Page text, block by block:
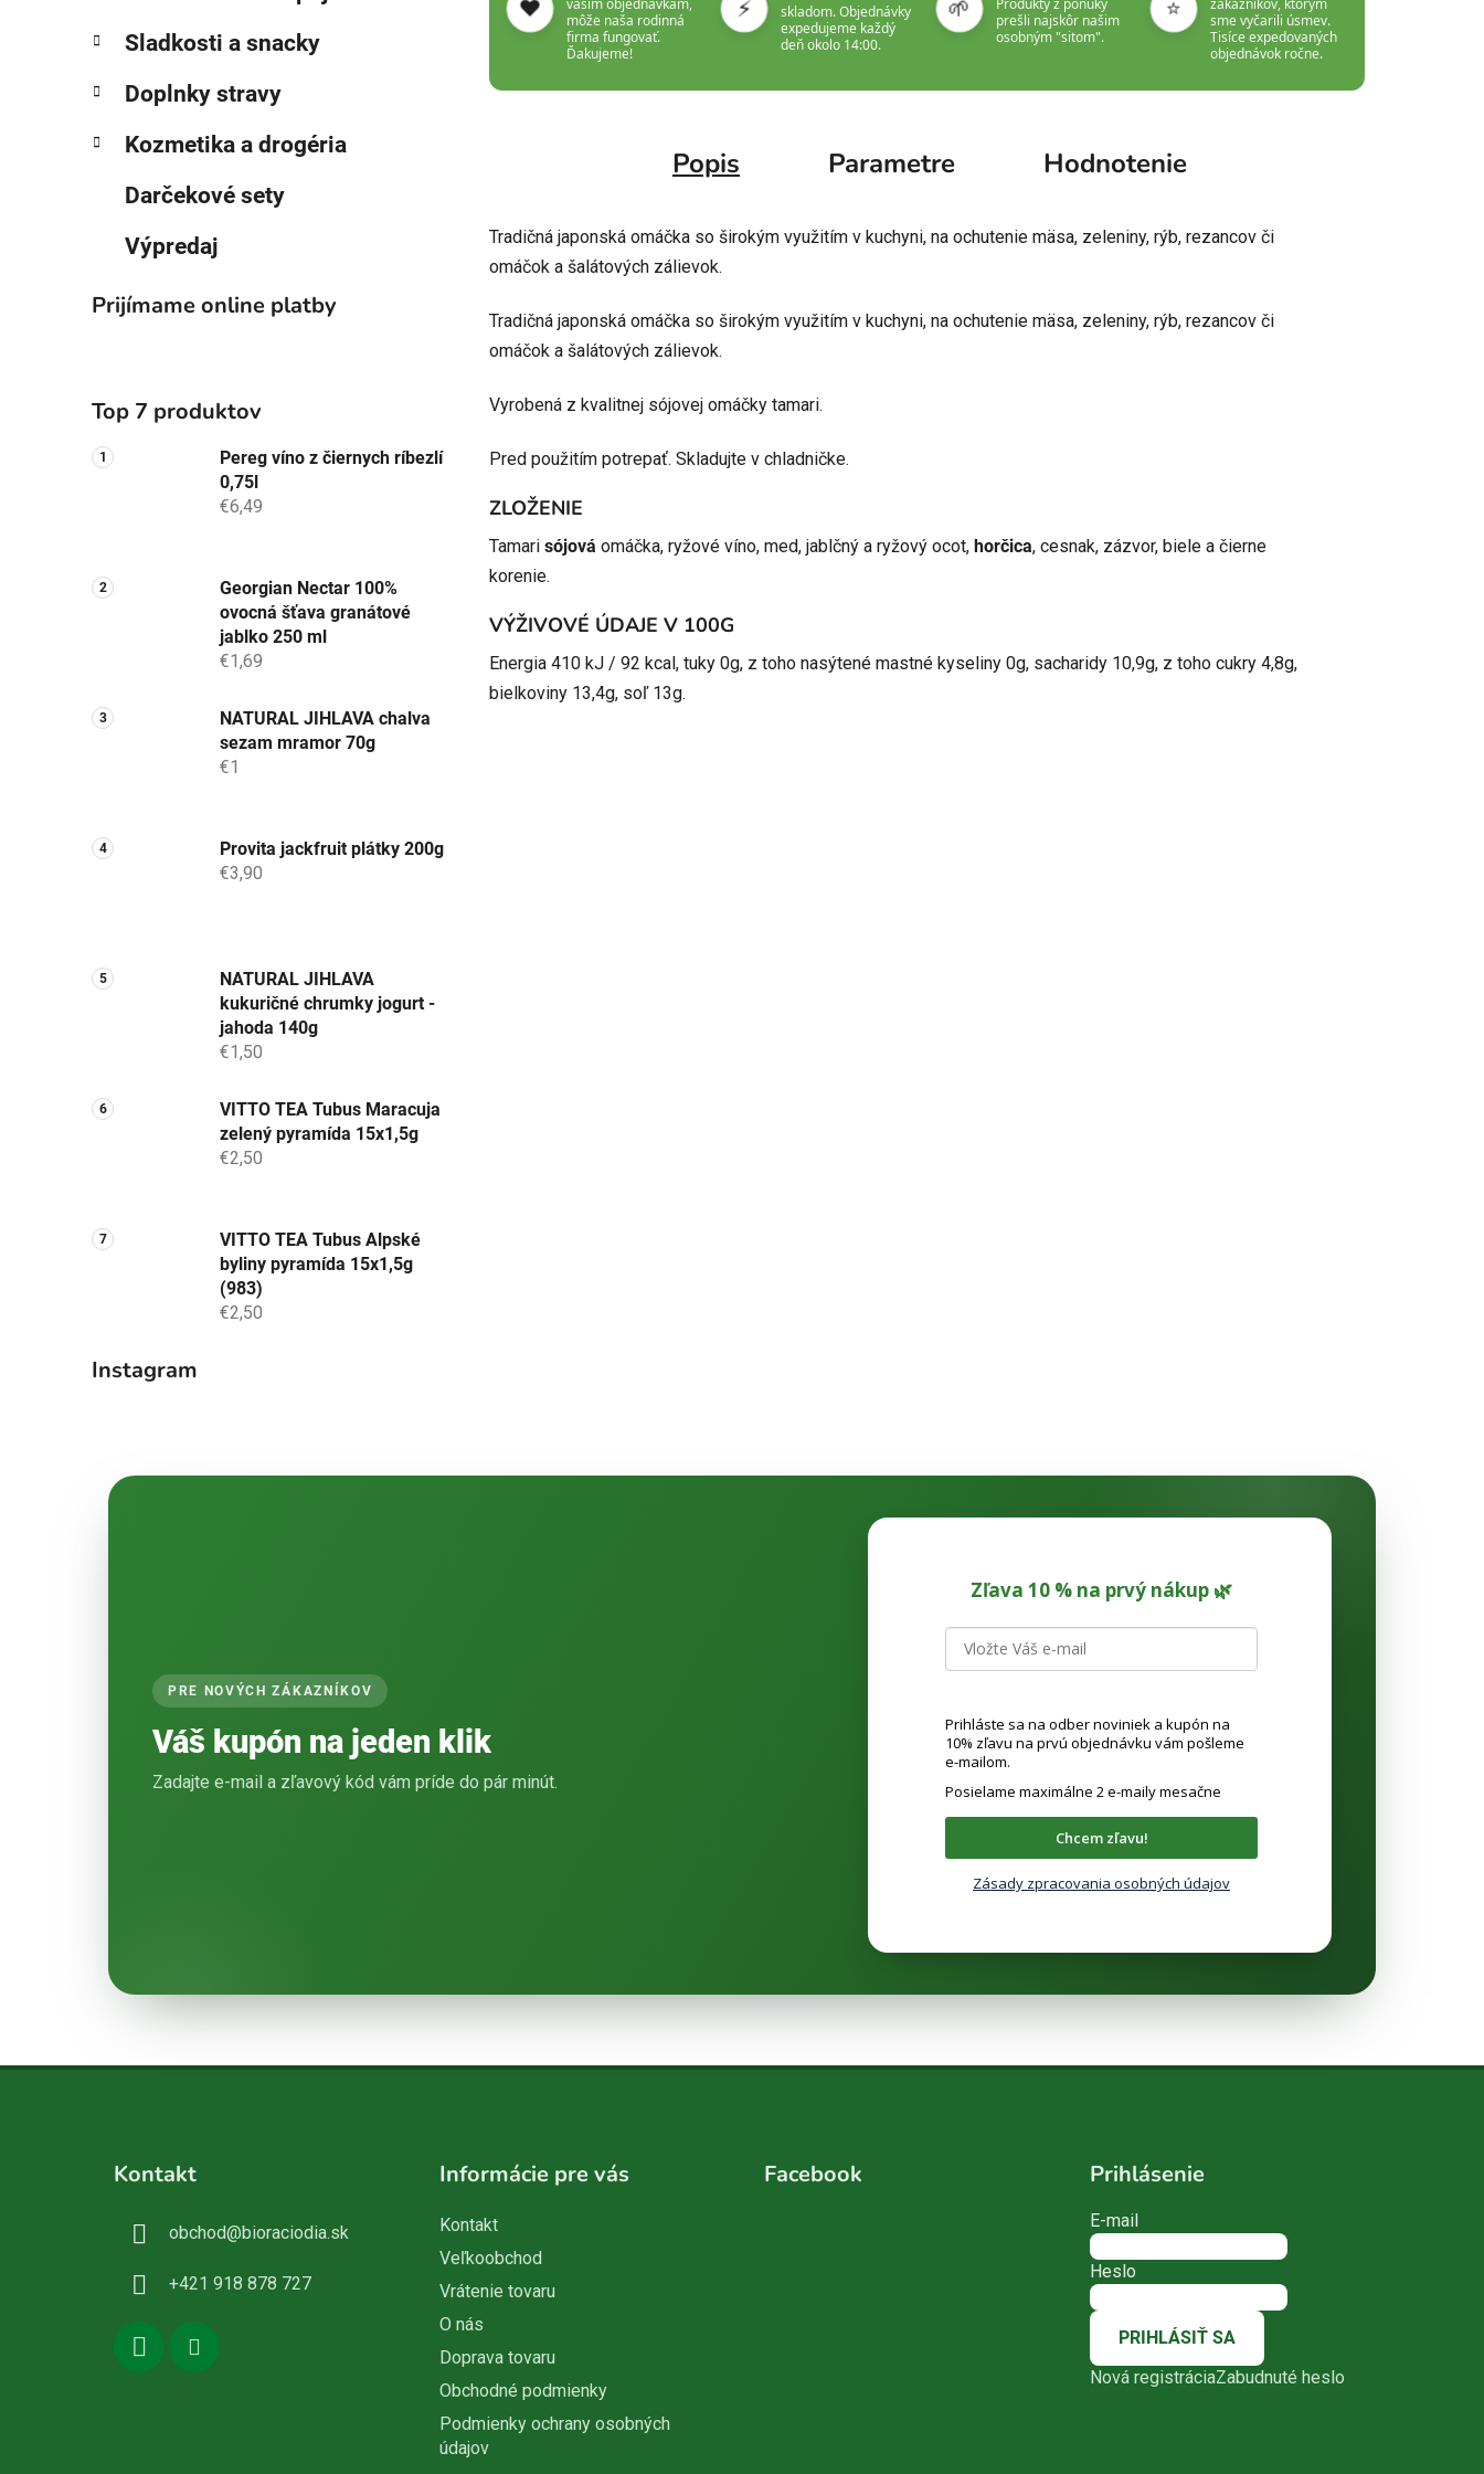
Sladkosti a snacky
Doplnky stravy
Kozmetika a drogéria
Darčekové sety
Výpredaj
Prijímame online platby
Top 7 produktov
Pereg víno z čiernych ríbezlí
0,75l
€6,49
Georgian Nectar 100%
ovocná šťava granátové
jablko 250 ml
€1,69
NATURAL JIHLAVA chalva
sezam mramor 70g
€1
Provita jackfruit plátky 200g
€3,90
NATURAL JIHLAVA
kukuričné chrumky jogurt -
jahoda 140g
€1,50
VITTO TEA Tubus Maracuja
zelený pyramída 15x1,5g
€2,50
VITTO TEA Tubus Alpské
byliny pyramída 15x1,5g
(983)
€2,50
Instagram
❤️
môže naša rodinná
firma fungovať.
Ďakujeme!
⚡
skladom. Objednávky
expedujeme každý
deň okolo 14:00.
🌱
prešli najskôr našim
osobným "sitom".
⭐
sme vyčarili úsmev.
Tisíce expedovaných
objednávok ročne.
Popis Parametre Hodnotenie
Tradičná japonská omáčka so širokým využitím v kuchyni, na ochutenie mäsa, zeleniny, rýb, rezancov či
omáčok a šalátových zálievok.
Tradičná japonská omáčka so širokým využitím v kuchyni, na ochutenie mäsa, zeleniny, rýb, rezancov či
omáčok a šalátových zálievok.
Vyrobená z kvalitnej sójovej omáčky tamari.
Pred použitím potrepať. Skladujte v chladničke.
ZLOŽENIE
Tamari sójová omáčka, ryžové víno, med, jablčný a ryžový ocot, horčica, cesnak, zázvor, biele a čierne
korenie.
VÝŽIVOVÉ ÚDAJE V 100G
Energia 410 kJ / 92 kcal, tuky 0g, z toho nasýtené mastné kyseliny 0g, sacharidy 10,9g, z toho cukry 4,8g,
bielkoviny 13,4g, soľ 13g.
PRE NOVÝCH ZÁKAZNÍKOV
Váš kupón na jeden klik
Zadajte e-mail a zľavový kód vám príde do pár minút.
Zľava 10 % na prvý nákup 🌿
Prihláste sa na odber noviniek a kupón na
10% zľavu na prvú objednávku vám pošleme
e-mailom.
Posielame maximálne 2 e-maily mesačne
Chcem zľavu!
Zásady zpracovania osobných údajov
Kontakt
obchod@bioraciodia.sk
+421 918 878 727
Informácie pre vás
Kontakt
Veľkoobchod
Vrátenie tovaru
O nás
Doprava tovaru
Obchodné podmienky
Podmienky ochrany osobných
údajov
Facebook Prihlásenie
E-mail
Heslo
PRIHLÁSIŤ SA
Nová registráciaZabudnuté heslo